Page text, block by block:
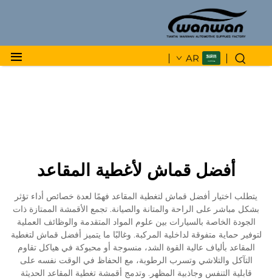
AR
أفضل قماش لأغطية المقاعد
يتطلب اختيار أفضل قماش لتغطية المقاعد فهمًا لعدة خصائص أداء تؤثر
بشكل مباشر على الراحة والمتانة والصيانة. تجمع الأقمشة الممتازة ذات
الجودة الخاصة بالسيارات بين علوم المواد المتقدمة والوظائف العملية
لتوفير حماية متفوقة لداخلية المركبة. وغالبًا ما يتميز أفضل قماش لتغطية
المقاعد بألياف عالية القوة الشد، منسوجة أو محبوكة في هياكل تقاوم
التآكل والتلاشي وتسرب الرطوبة، مع الحفاظ في الوقت نفسه على
قابلية التنفس وجاذبية المظهر. وتدمج أقمشة تغطية المقاعد الحديثة